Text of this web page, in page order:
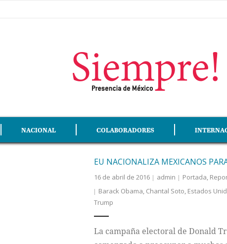
NACIONAL COLABORADORES
EU NACIONALIZA MEXICANOS
16 de abril de 2016 admin Portada,
Barack Obama, Chantal Soto­­, Estados
Trump
La campaña electoral de Donald